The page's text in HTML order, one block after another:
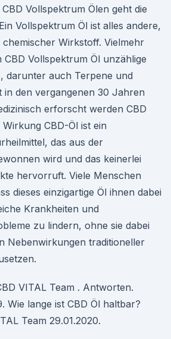
Vollspektrum Ölen geht die
Vollspektrum Öl ist alles andere,
Wirkstoff. Vielmehr
CBD Vollspektrum Öl unzählige
darunter auch Terpene und
in den vergangenen 30 Jahren
erforscht werden CBD
CBD-Öl ist ein
das aus der
wird und das keinerlei
hervorruft. Viele Menschen
dieses einzigartige Öl ihnen dabei
Krankheiten und
zu lindern, ohne sie dabei
Nebenwirkungen traditioneller
VITAL Team . Antworten.
Wie lange ist CBD Öl haltbar?
Team 29.01.2020.